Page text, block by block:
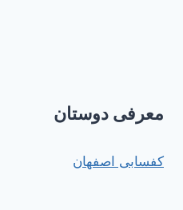
معرفی دوستان
کفسابی اصفهان